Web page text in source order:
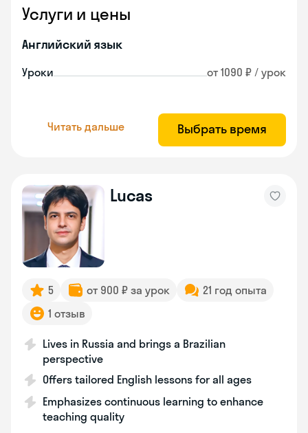
Услуги и цены
Английский язык
Уроки от 1090 ₽ / урок
Читать дальше Выбрать время
Lucas
5 от 900 ₽ за урок
21 год опыта
1 отзыв
Lives in Russia and brings a Brazilian
perspective
Offers tailored English lessons for all ages
Emphasizes continuous learning to enhance
teaching quality